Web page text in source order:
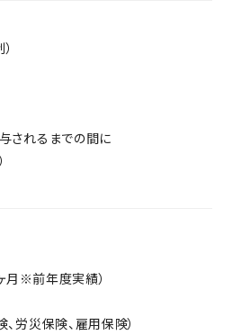
されるまでの間に
月※前年度実績）
労災保険、雇用保険）